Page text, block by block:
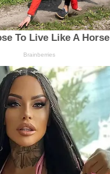
To Live Like A Horse
Brainberries